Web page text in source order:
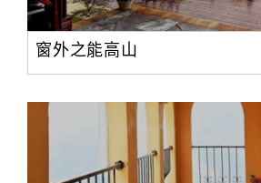
窗外之能高山